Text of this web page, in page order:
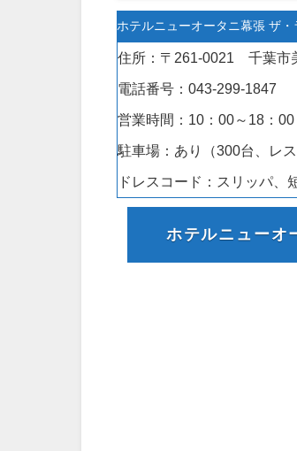
ホテルニューオータニ幕張 ザ
住所： 〒261-0021 千葉市
電話番号：043-299-1847
営業時間： 10：00～18：00
駐車場：あり（300台、レ
ドレスコード：スリッパ、
ホテルニューオ